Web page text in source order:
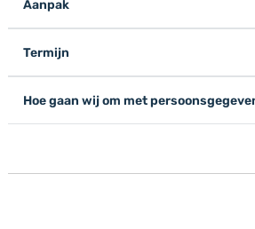
Aanpak
Termijn
Hoe gaan wij om met